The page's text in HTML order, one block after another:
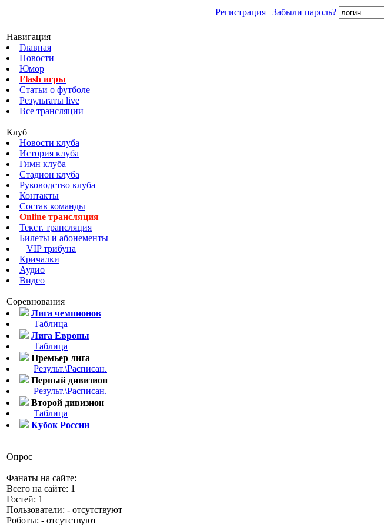
Регистрация| Забыли пароль?
Навигация
Главная
Новости
Юмор
Flash игры
Статьи о футболе
Результаты live
Все трансляции
Клуб
Новости клуба
История клуба
Гимн клуба
Стадион клуба
Руководство клуба
Контакты
Состав команды
Online трансляция
Текст. трансляция
Билеты и абонементы
VIP трибуна
Кричалки
Аудио
Видео
Соревнования
Лига чемпионов
Таблица
Лига Европы
Таблица
Премьер лига
Результ.\Расписан.
Первый дивизион
Результ.\Расписан.
Второй дивизион
Таблица
Кубок России
Опрос
Фанаты на сайте:
Всего на сайте: 1
Гостей: 1
Пользователи: - отсутствуют
Роботы: - отсутствуют